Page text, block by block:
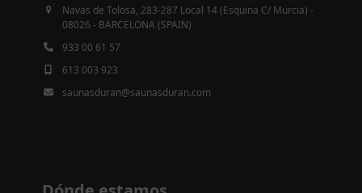
Navas de Tolosa, 283-287 Local 14 (Esquina C/ Murcia) -
08026 - BARCELONA (SPAIN)
933 00 61 57
613 003 923
saunasduran@saunasduran.com